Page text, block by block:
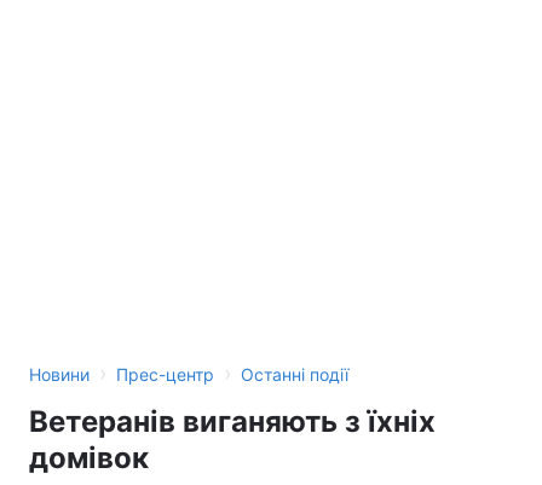
Новини › Прес-центр › Останні події
Ветеранів виганяють з їхніх
домівок